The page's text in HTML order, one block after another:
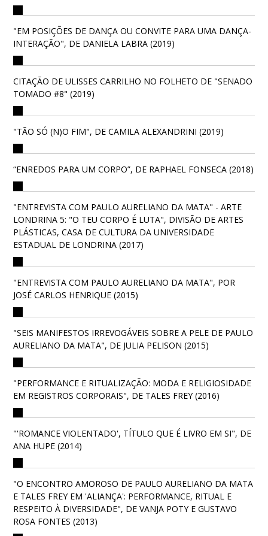
"EM POSIÇÕES DE DANÇA OU CONVITE PARA UMA DANÇA-
INTERAÇÃO", DE DANIELA LABRA (2019)
CITAÇÃO DE ULISSES CARRILHO NO FOLHETO DE "SENADO
TOMADO #8" (2019)
"TÃO SÓ (N)O FIM", DE CAMILA ALEXANDRINI (2019)
“ENREDOS PARA UM CORPO”, DE RAPHAEL FONSECA (2018)
"ENTREVISTA COM PAULO AURELIANO DA MATA" - ARTE
LONDRINA 5: "O TEU CORPO É LUTA", DIVISÃO DE ARTES
PLÁSTICAS, CASA DE CULTURA DA UNIVERSIDADE
ESTADUAL DE LONDRINA (2017)
"ENTREVISTA COM PAULO AURELIANO DA MATA", POR
JOSÉ CARLOS HENRIQUE (2015)
"SEIS MANIFESTOS IRREVOGÁVEIS SOBRE A PELE DE PAULO
AURELIANO DA MATA", DE JULIA PELISON (2015)
"PERFORMANCE E RITUALIZAÇÃO: MODA E RELIGIOSIDADE
EM REGISTROS CORPORAIS", DE TALES FREY (2016)
"'ROMANCE VIOLENTADO', TÍTULO QUE É LIVRO EM SI", DE
ANA HUPE (2014)
"O ENCONTRO AMOROSO DE PAULO AURELIANO DA MATA
E TALES FREY EM 'ALIANÇA': PERFORMANCE, RITUAL E
RESPEITO À DIVERSIDADE", DE VANJA POTY E GUSTAVO
ROSA FONTES (2013)